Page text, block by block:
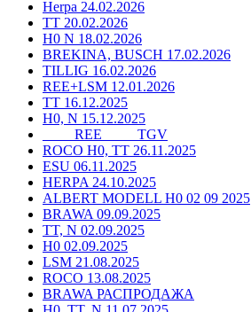
Herpa 24.02.2026
TT 20.02.2026
H0 N 18.02.2026
BREKINA, BUSCH 17.02.2026
TILLIG 16.02.2026
REE+LSM 12.01.2026
TT 16.12.2025
H0, N 15.12.2025
____ REE ____ TGV
ROCO H0, TT 26.11.2025
ESU 06.11.2025
HERPA 24.10.2025
ALBERT MODELL H0 02 09 2025
BRAWA 09.09.2025
TT, N 02.09.2025
H0 02.09.2025
LSM 21.08.2025
ROCO 13.08.2025
BRAWA РАСПРОДАЖА